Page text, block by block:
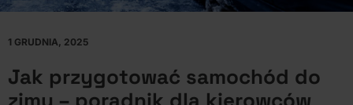
1 GRUDNIA, 2025
Jak przygotować samochód do